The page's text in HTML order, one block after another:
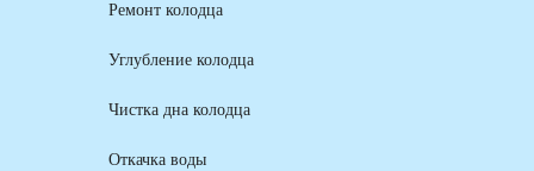
Ремонт колодца
Углубление колодца
Чистка дна колодца
Откачка воды